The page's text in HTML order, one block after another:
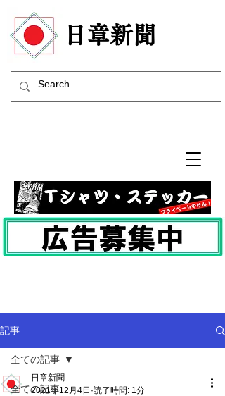
​日章新聞
記事
全ての記事
全ての記事
日章新聞
2021年12月4日 読了時間: 1分